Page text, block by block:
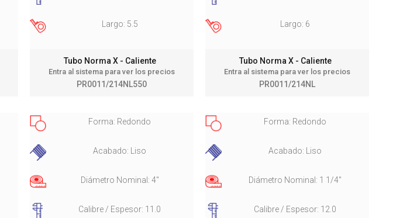
Largo: 5.5
Tubo Norma X - Caliente
Entra al sistema para ver los precios
PR0011/214NL550
Largo: 6
Tubo Norma X - Caliente
Entra al sistema para ver los precios
PR0011/214NL
Forma: Redondo
Acabado: Liso
Diámetro Nominal: 4"
Calibre / Espesor: 11.0
Forma: Redondo
Acabado: Liso
Diámetro Nominal: 1 1/4"
Calibre / Espesor: 12.0